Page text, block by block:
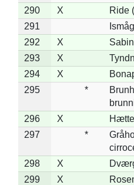
290
X
Ride
291
292
X
293
X
294
X
295
*
296
X
297
*
298
X
299
X